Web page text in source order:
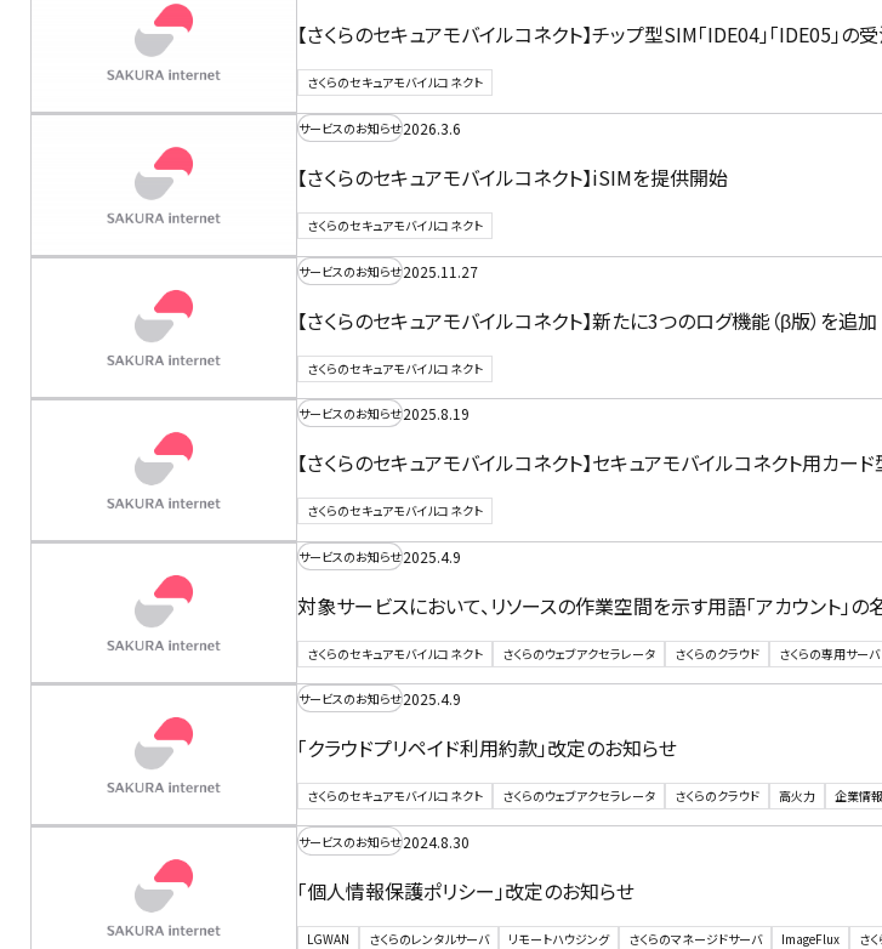
【さくらのセキュアモバイルコネクト】チップ型SIM「IDE04」「IDE05
さくらのセキュアモバイルコネクト
サービスのお知らせ2026.3.6
【さくらのセキュアモバイルコネクト】iSIMを提供開始
さくらのセキュアモバイルコネクト
サービスのお知らせ2025.11.27
【さくらのセキュアモバイルコネクト】新たに3つのログ機能（β版）を追加
さくらのセキュアモバイルコネクト
サービスのお知らせ2025.8.19
【さくらのセキュアモバイルコネクト】セキュアモバイルコネクト用カ
さくらのセキュアモバイルコネクト
サービスのお知らせ2025.4.9
対象サービスにおいて、リソースの作業空間を示す用語「アカウント」
さくらのセキュアモバイルコネクト さくらのウェブアクセラレータ さくらのクラウド さくらの専用サーバ
サービスのお知らせ2025.4.9
「クラウドプリペイド利用約款」改定のお知らせ
さくらのセキュアモバイルコネクト さくらのウェブアクセラレータ さくらのクラウド 高火力 企業情報
サービスのお知らせ2024.8.30
「個人情報保護ポリシー」改定のお知らせ
LGWAN さくらのレンタルサーバ リモートハウジング さくらのマネージドサーバ ImageFlux さ